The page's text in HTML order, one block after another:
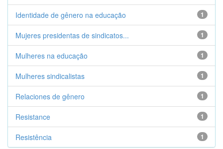
1
Identidade de gênero na educação
1
Mujeres presidentas de sindicatos...
1
Mulheres na educação
1
Mulheres sindicalistas
1
Relaciones de gênero
1
Resistance
1
Resistência